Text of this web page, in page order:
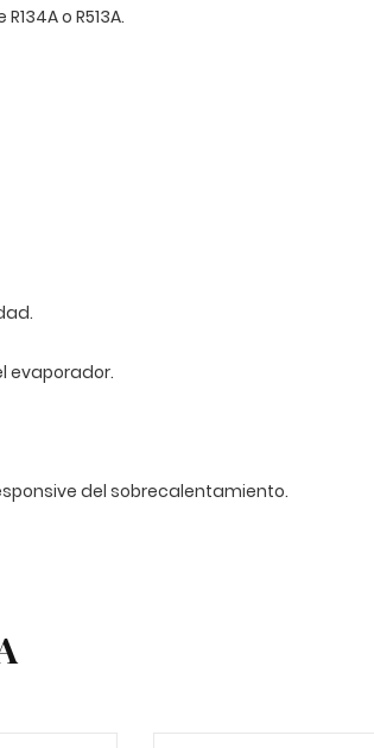
o R513A.
evaporador.
del sobrecalentamiento.